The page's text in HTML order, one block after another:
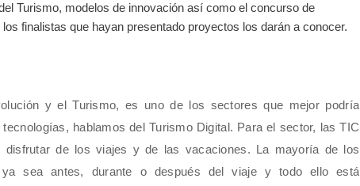
Turismo, modelos de innovación así como el concurso de
finalistas que hayan presentado proyectos los darán a conocer.
y el Turismo, es uno de los sectores que mejor podría
hablamos del Turismo Digital. Para el sector, las TIC
disfrutar de los viajes y de las vacaciones. La mayoría de los
ya sea antes, durante o después del viaje y todo ello está